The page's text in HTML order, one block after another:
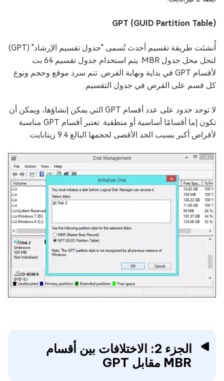
GPT (GUID Partition Table)
أُنشئت طريقة تقسيم أحدث تُسمى "جدول تقسيم الإرشاد" (GPT)
لتحل محل جدول MBR. يتم استخدام جدول تقسيم 64 بت
لأقسام GPT في بداية ونهاية القرص. تتم سرد موقع وحجم ونوع
كل قسم على القرص في جدول التقسيم.
لا توجد حدود على عدد أقسام GPT التي يمكن إنشاؤها، ويمكن أن
تكون إما أقسامًا أساسية أو منطقية. تعتبر أقسام GPT مناسبة
لأقراص أكبر بسبب الحد الأقصى لحجمها البالغ 9.4 زيتابايت.
الجزء 2: الاختلافات بين أقسام
MBR مقابل GPT